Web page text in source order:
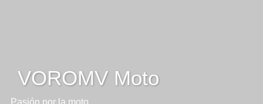
VOROMV Moto
Pasión por la moto